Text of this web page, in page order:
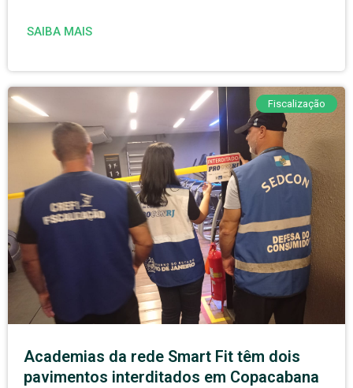
SAIBA MAIS
Fiscalização
Academias da rede Smart Fit têm dois
pavimentos interditados em Copacabana